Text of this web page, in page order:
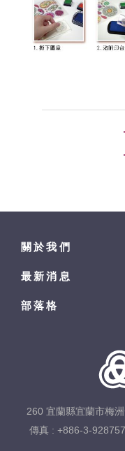
關於我們
最新消息
部落格
260 宜蘭縣宜蘭市梅
傳真 : +886-3-